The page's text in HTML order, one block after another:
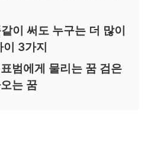
이 써도 누구는 더 많이
3가지
범에게 물리는 꿈 검은
는 꿈